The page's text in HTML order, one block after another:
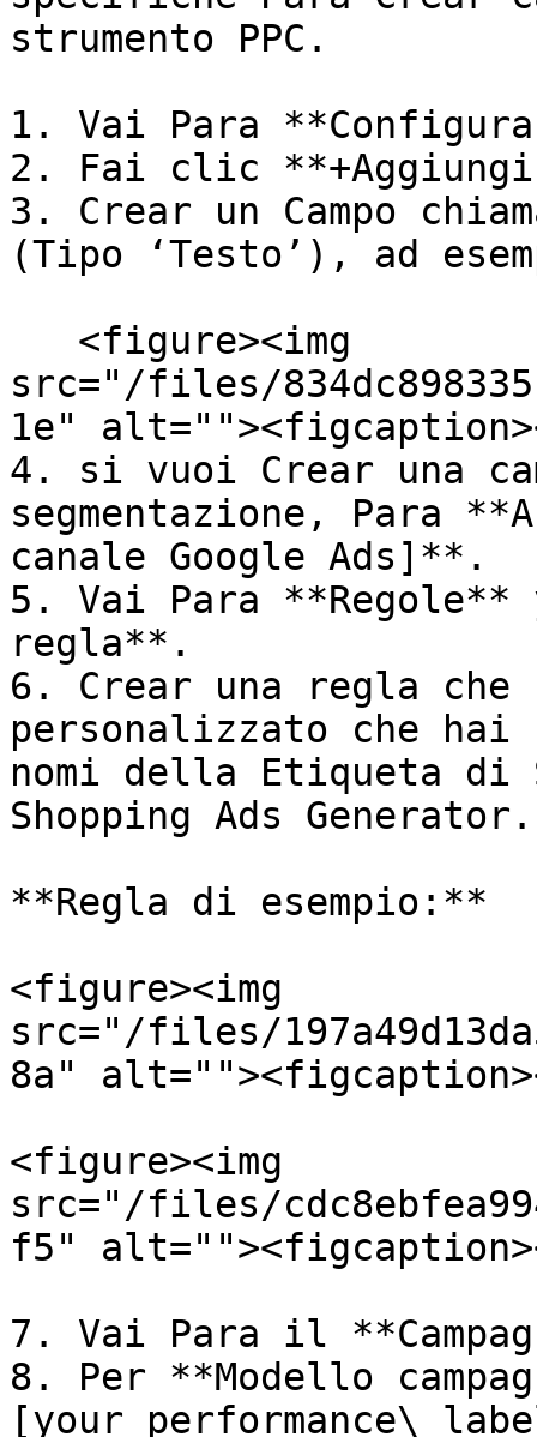
strumento PPC.
1. Vai Para
2. Fai clic
3. Crear un Campo
(Tipo ‘Testo’), ad
src="/files/
1e"
4. si vuoi Crear una
segmentazione, Para
canale Google Ads]**.
5. Vai Para
regla**.
6. Crear una regla che
personalizzato che
nomi della Etiqueta di
Shopping Ads Generator.
**Regla di esempio:**
<figure><img
src="/files/
8a"
<figure><img
src="/files/
f5"
7. Vai Para il
8. Per **Modello
[your